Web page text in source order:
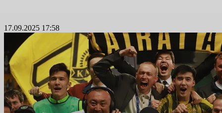
17.09.2025 17:58